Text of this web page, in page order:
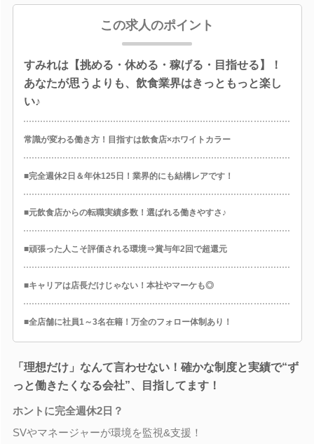
この求人のポイント
すみれは【挑める・休める・稼げる・目指せる】！
あなたが思うよりも、飲食業界はきっともっと楽し
い♪
常識が変わる働き方！目指すは飲食店×ホワイトカラー
■完全週休2日＆年休125日！業界的にも結構レアです！
■元飲食店からの転職実績多数！選ばれる働きやすさ♪
■頑張った人こそ評価される環境⇒賞与年2回で超還元
■キャリアは店長だけじゃない！本社やマーケも◎
■全店舗に社員1～3名在籍！万全のフォロー体制あり！
「理想だけ」なんて言わせない！確かな制度と実績で“ず
っと働きたくなる会社”、目指してます！
ホントに完全週休2日？
SVやマネージャーが環境を監視&支援！